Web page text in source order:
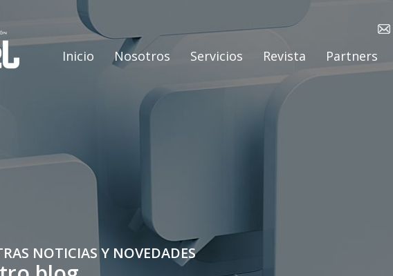
Inicio Nosotros Servicios Revista Partners
NOTICIAS Y NOVEDADES